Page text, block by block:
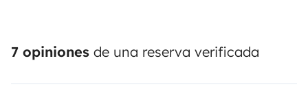
7 opiniones de una reserva verificada